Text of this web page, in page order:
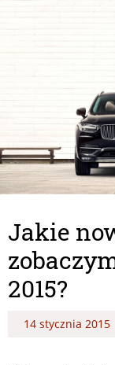
Jakie
2015?
14 stycznia 2015